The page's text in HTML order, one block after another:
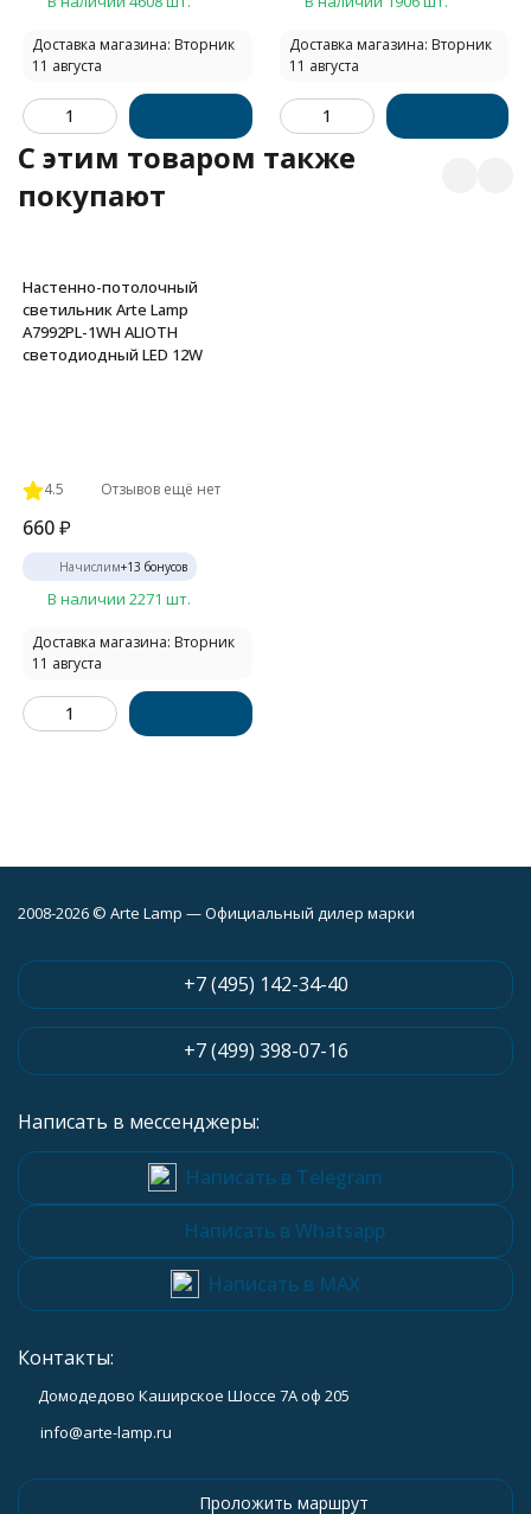
Доставка магазина: Вторник
11 августа
Доставка магазина: Вторник
11 августа
C этим товаром также
покупают
Настенно-потолочный
светильник Arte Lamp
A7992PL-1WH ALIOTH
светодиодный LED 12W
4.5 Отзывов ещё нет
660₽
Начислим+13 бонусов
В наличии 2271 шт.
Доставка магазина: Вторник
11 августа
2008-2026 © Arte Lamp — Официальный дилер марки
+7 (495) 142-34-40
+7 (499) 398-07-16
Написать в мессенджеры:
Написать в Telegram
Написать в Whatsapp
Написать в MAX
Контакты:
Домодедово Каширское Шоссе 7А оф 205
info@arte-lamp.ru
Проложить маршрут